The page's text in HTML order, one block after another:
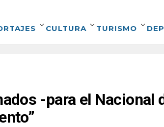
CULTURA TURISMO
-para el Nacional